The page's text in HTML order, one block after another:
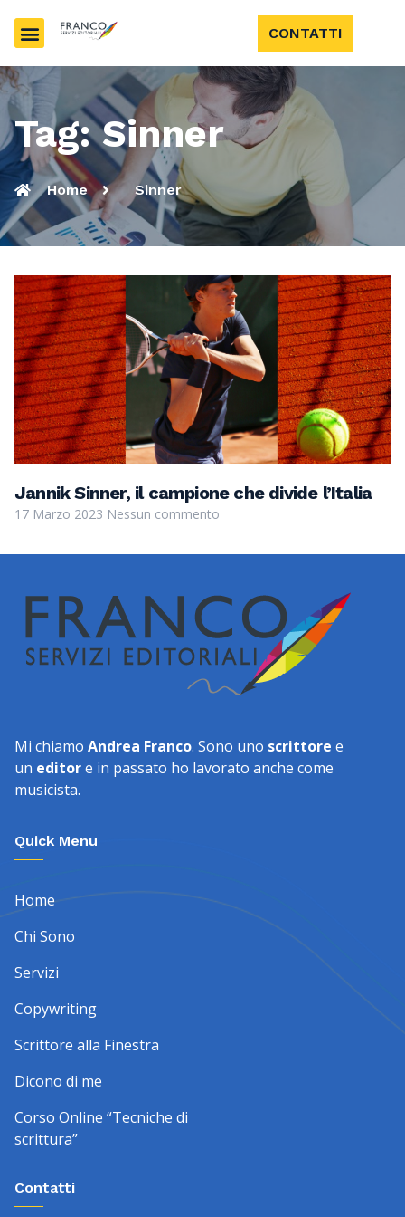
CONTATTI
Tag: Sinner
Home Sinner
Jannik Sinner, il campione che divide l’Italia
17 Marzo 2023 Nessun commento
Mi chiamo Andrea Franco. Sono uno scrittore e
un editore in passato ho lavorato anche come
musicista.
Quick Menu
Home
Chi Sono
Servizi
Copywriting
Scrittore alla Finestra
Dicono di me
Corso Online “Tecniche di
scrittura”
Contatti